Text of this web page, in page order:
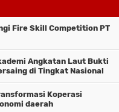
Fire Skill Competition PT
Angkatan Laut Bukti
di Tingkat Nasional
Koperasi
daerah